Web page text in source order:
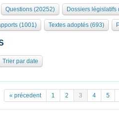
organes
Présidents Bureau Collège des
clés
l'Assemblée ... )
Bourbon
Questions (20252) Dossiers législatifs
(1001) Textes adoptés (693)
Trier par date
« précedent 1 2 3 4 5